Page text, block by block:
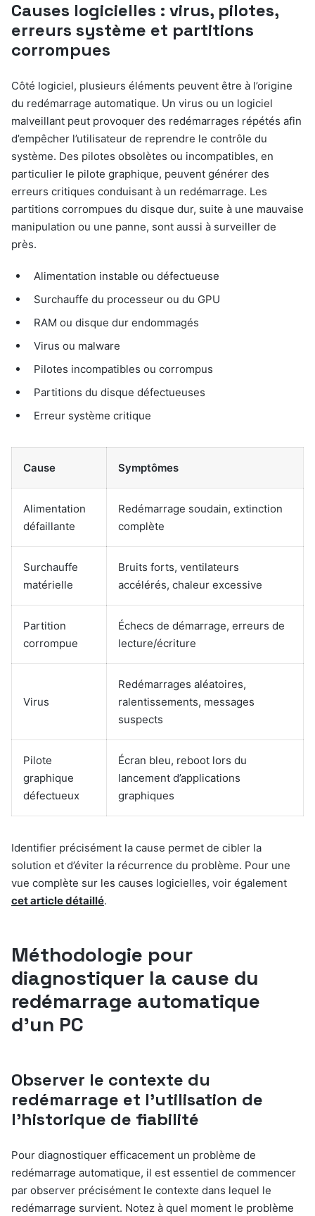
Causes logicielles : virus, pilotes,
erreurs système et partitions
corrompues
Côté logiciel, plusieurs éléments peuvent être à l’origine
du redémarrage automatique. Un virus ou un logiciel
malveillant peut provoquer des redémarrages répétés afin
d’empêcher l’utilisateur de reprendre le contrôle du
système. Des pilotes obsolètes ou incompatibles, en
particulier le pilote graphique, peuvent générer des
erreurs critiques conduisant à un redémarrage. Les
partitions corrompues du disque dur, suite à une mauvaise
manipulation ou une panne, sont aussi à surveiller de
près.
Alimentation instable ou défectueuse
Surchauffe du processeur ou du GPU
RAM ou disque dur endommagés
Virus ou malware
Pilotes incompatibles ou corrompus
Partitions du disque défectueuses
Erreur système critique
Cause Symptômes
Alimentation
défaillante
Redémarrage soudain, extinction
complète
Surchauffe
matérielle
Bruits forts, ventilateurs
accélérés, chaleur excessive
Partition
corrompue
Échecs de démarrage, erreurs de
lecture/écriture
Virus
Redémarrages aléatoires,
ralentissements, messages
suspects
Pilote
graphique
défectueux
Écran bleu, reboot lors du
lancement d’applications
graphiques
Identifier précisément la cause permet de cibler la
solution et d’éviter la récurrence du problème. Pour une
vue complète sur les causes logicielles, voir également
cet article détaillé.
Méthodologie pour
diagnostiquer la cause du
redémarrage automatique
d’un PC
Observer le contexte du
redémarrage et l’utilisation de
l’historique de fiabilité
Pour diagnostiquer efficacement un problème de
redémarrage automatique, il est essentiel de commencer
par observer précisément le contexte dans lequel le
redémarrage survient. Notez à quel moment le problème